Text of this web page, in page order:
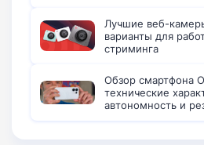
Лучшие веб-
варианты для
стриминга
Обзор смартфона
технические
автономность и